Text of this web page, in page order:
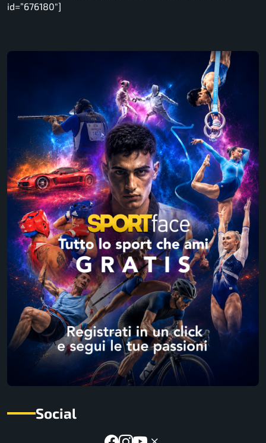
id=”676180″]
Social